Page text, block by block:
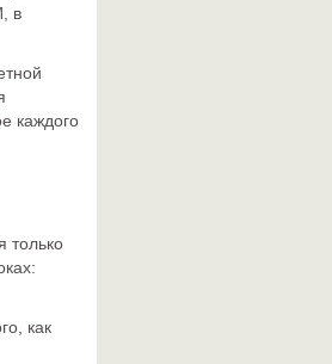
в
каждого
== "") {
только
как